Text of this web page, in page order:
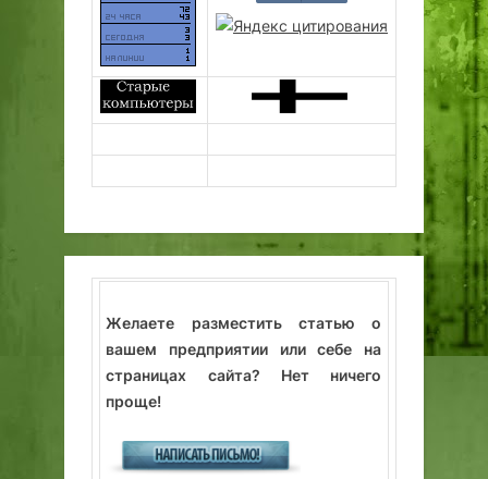
Желаете разместить статью о
вашем предприятии или себе на
страницах сайта? Нет ничего
проще!